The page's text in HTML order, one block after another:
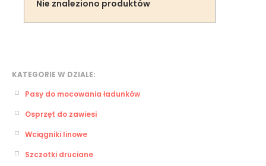
KATEGORIE W DZIALE:
Pasy do mocowania ładunków
Osprzęt do zawiesi
Wciągniki linowe
Szczotki druciane
Nie znaleziono produktów